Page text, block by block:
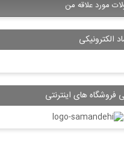
مورد علاقه من
الکترونیکی
فروشگاه های اینترنتی